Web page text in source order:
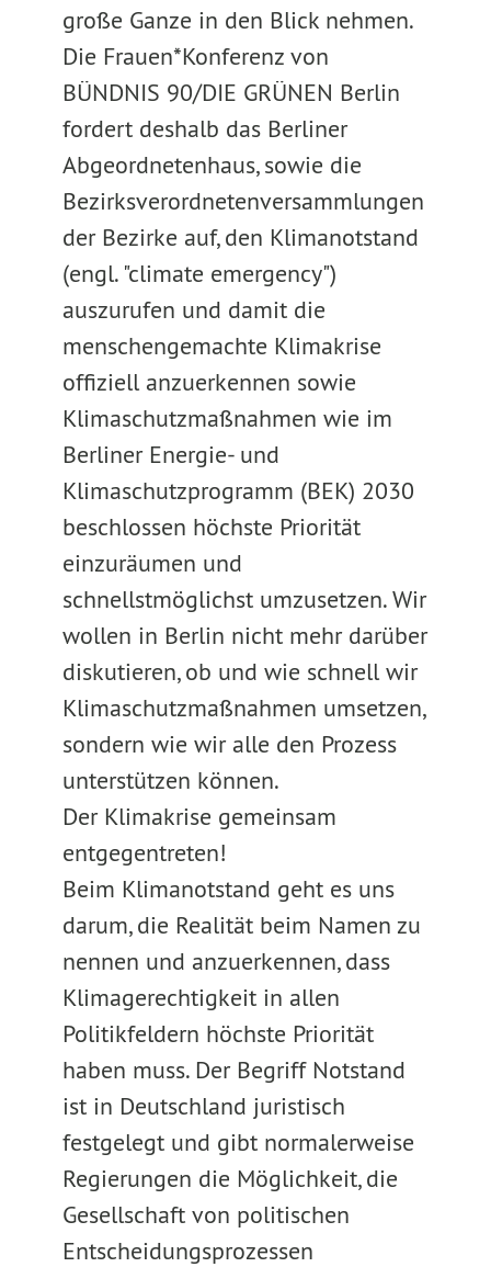
große Ganze in den Blick nehmen.
Die Frauen*Konferenz von
BÜNDNIS 90/DIE GRÜNEN Berlin
fordert deshalb das Berliner
Abgeordnetenhaus, sowie die
Bezirksverordnetenversammlungen
der Bezirke auf, den Klimanotstand
(engl. "climate emergency")
auszurufen und damit die
menschengemachte Klimakrise
offiziell anzuerkennen sowie
Klimaschutzmaßnahmen wie im
Berliner Energie- und
Klimaschutzprogramm (BEK) 2030
beschlossen höchste Priorität
einzuräumen und
schnellstmöglichst umzusetzen. Wir
wollen in Berlin nicht mehr darüber
diskutieren, ob und wie schnell wir
Klimaschutzmaßnahmen umsetzen,
sondern wie wir alle den Prozess
unterstützen können.
Der Klimakrise gemeinsam
entgegentreten!
Beim Klimanotstand geht es uns
darum, die Realität beim Namen zu
nennen und anzuerkennen, dass
Klimagerechtigkeit in allen
Politikfeldern höchste Priorität
haben muss. Der Begriff Notstand
ist in Deutschland juristisch
festgelegt und gibt normalerweise
Regierungen die Möglichkeit, die
Gesellschaft von politischen
Entscheidungsprozessen